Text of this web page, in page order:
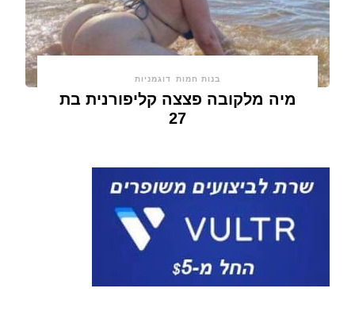
בנות חמות דוגמניות
מיה מלקובה פצצה קליפורנית בת
27